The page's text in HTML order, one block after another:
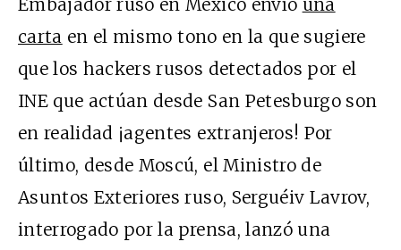
Embajador ruso en México envío una
carta en el mismo tono en la que sugiere
que los hackers rusos detectados por el
INE que actúan desde San Petesburgo son
en realidad ¡agentes extranjeros! Por
último, desde Moscú, el Ministro de
Asuntos Exteriores ruso, Serguéiv Lavrov,
interrogado por la prensa, lanzó una